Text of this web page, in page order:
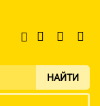
НАЙТИ